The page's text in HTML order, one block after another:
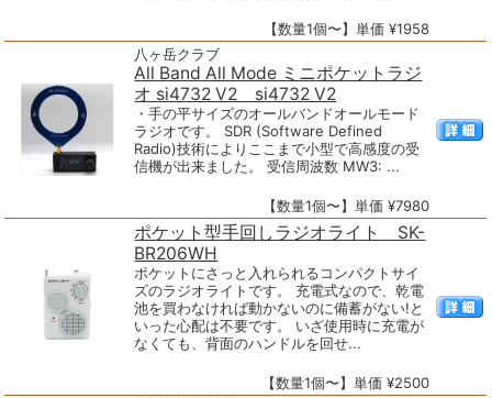
【数量1個〜】単価 ¥1958
八ヶ岳クラブ
All Band All Mode ミニポケットラジ
オ si4732 V2 si4732 V2
・手の平サイズのオールバンドオールモード
ラジオです。 SDR (Software Defined
Radio)技術によりここまで小型で高感度の受
信機が出来ました。 受信周波数 MW3: ...
【数量1個〜】単価 ¥7980
ポケット型手回しラジオライト SK-
BR206WH
ポケットにさっと入れられるコンパクトサイ
ズのラジオライトです。 充電式なので、乾電
池を買わなければ動かないのに備蓄がない!と
いった心配は不要です。 いざ使用時に充電が
なくても、背面のハンドルを回せ...
【数量1個〜】単価 ¥2500